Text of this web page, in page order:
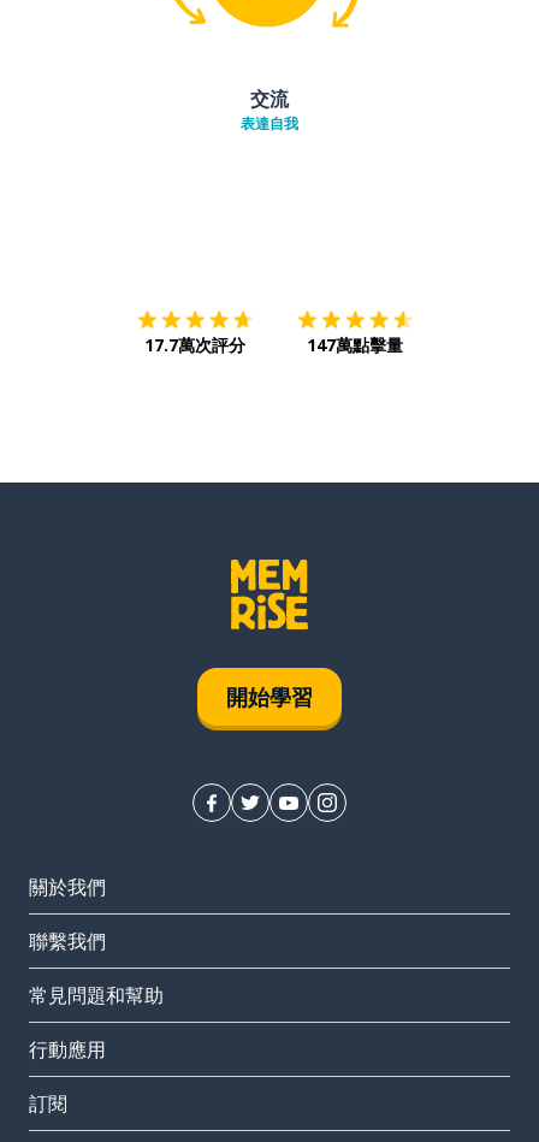
交流
表達自我
17.7萬次評分 147萬點擊量
開始學習
關於我們
聯繫我們
常見問題和幫助
行動應用
訂閱